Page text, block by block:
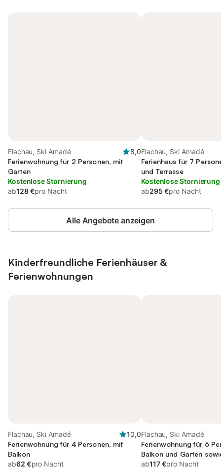
Flachau, Ski Amadé
8,0
Ferienwohnung für 2 Personen, mit
Garten
Kostenlose Stornierung
ab128 €pro Nacht
Flachau, Ski Amadé
Ferienhaus für 7
und Terrasse
Kostenlose Stornierung
ab295 €pro Nacht
Alle Angebote anzeigen
Kinderfreundliche Ferienhäuser &
Ferienwohnungen
Flachau, Ski Amadé
10,0
Ferienwohnung für 4 Personen, mit
Balkon
ab62 €pro Nacht
Flachau, Ski Amadé
Ferienwohnung für 6
Balkon und Garten
ab117 €pro Nacht